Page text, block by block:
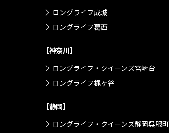
ロングライフ成城
ロングライフ葛西
【神奈川】
ロングライフ・クイーンズ宮崎台
ロングライフ梶ヶ谷
【静岡】
ロングライフ・クイーンズ静岡呉服町